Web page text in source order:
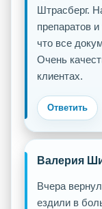
Штрасберг.
препаратов
что все
Очень
клиентах.
Ответить
Валерия
Вчера
ездили в